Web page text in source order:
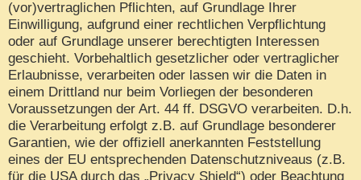
(vor)vertraglichen Pflichten, auf Grundlage Ihrer
Einwilligung, aufgrund einer rechtlichen Verpflichtung
oder auf Grundlage unserer berechtigten Interessen
geschieht. Vorbehaltlich gesetzlicher oder vertraglicher
Erlaubnisse, verarbeiten oder lassen wir die Daten in
einem Drittland nur beim Vorliegen der besonderen
Voraussetzungen der Art. 44 ff. DSGVO verarbeiten. D.h.
die Verarbeitung erfolgt z.B. auf Grundlage besonderer
Garantien, wie der offiziell anerkannten Feststellung
eines der EU entsprechenden Datenschutzniveaus (z.B.
für die USA durch das „Privacy Shield“) oder Beachtung